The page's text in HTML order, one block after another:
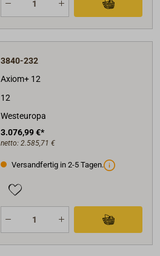
3840-232
Axiom+ 12
12
Westeuropa
3.076,99 €*
netto: 2.585,71 €
Versandfertig in 2-5 Tagen.